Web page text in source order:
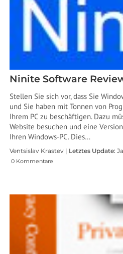
Ninite Software
Stellen Sie sich vor, dass Sie
und Sie haben mit Tonnen von
Ihrem PC zu beschäftigen. Dazu
Website besuchen und eine
Ihren Windows-PC. Dies…
Ventsislav Krastev | Letztes Update:
0 Kommentare